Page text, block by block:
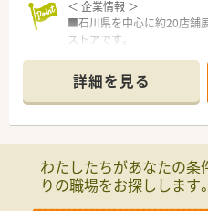
＜ 企業情報 ＞
■石川県を中心に約20店舗
ストアです。
幅広く健康に関する相談に
■役職関係なく意見が言い
したい、あれをやってみた
■加賀温泉駅前のショッピ
業終わりに用事を済ますこ
■面対応をメインに、様々な
詳細を見る
わたしたちがあなたの条
りの職場をお探しします。